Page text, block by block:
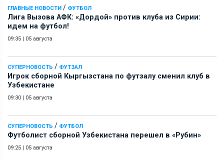
ГЛАВНЫЕ НОВОСТИ / ФУТБОЛ
Лига Вызова АФК: «Дордой» против клуба из Сирии:
идем на футбол!
09:35 | 05 августа
СУПЕРНОВОСТЬ / ФУТЗАЛ
Игрок сборной Кыргызстана по футзалу сменил клуб в
Узбекистане
09:30 | 05 августа
СУПЕРНОВОСТЬ / ФУТБОЛ
Футболист сборной Узбекистана перешел в «Рубин»
09:25 | 05 августа